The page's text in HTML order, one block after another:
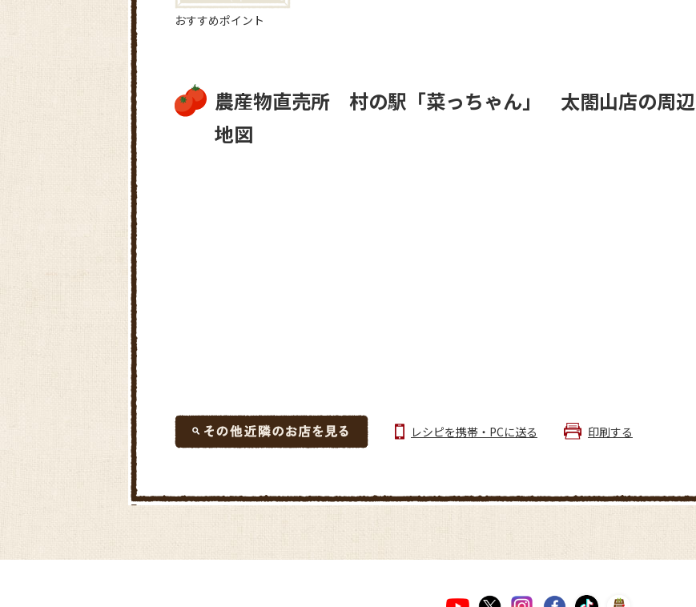
おすすめポイント
農産物直売所 村の駅「菜っちゃん」 太閤山店の周辺
地図
レシピを携帯・PCに送る 印刷する